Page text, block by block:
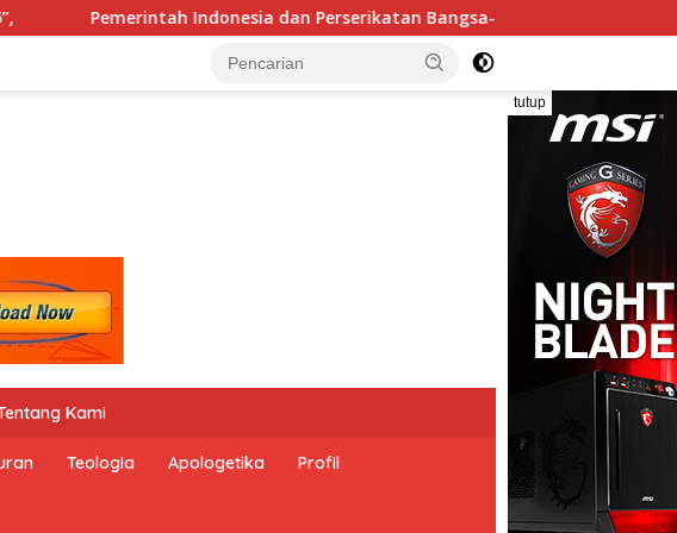
Bangsa Peringati Hari Dunia Anti Perdagangan Orang 2026 dengan
tutup
Kami
Teologia Apologetika Profil